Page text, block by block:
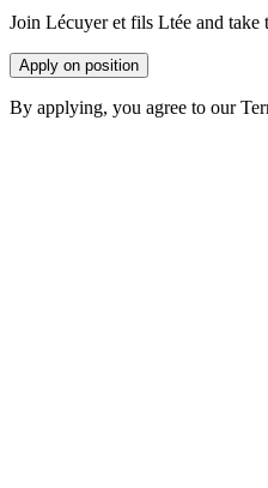
Join Lécuyer et fils Ltée and take
Apply on position
By applying, you agree to our